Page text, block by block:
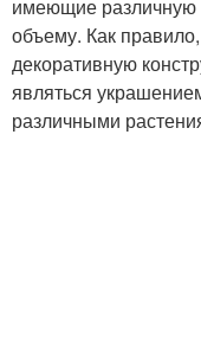
имеющие различную
объему. Как
декоративную
являться
различными